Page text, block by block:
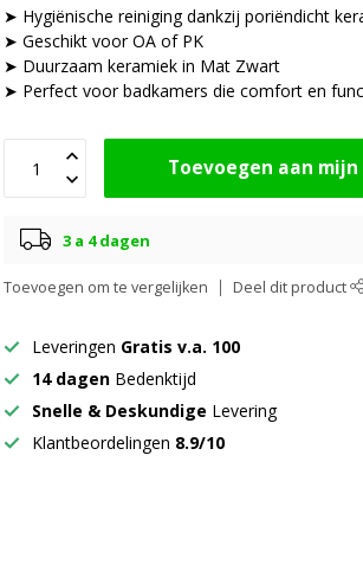
➤ Hygiënische reiniging dankzij poriëndicht
➤ Geschikt voor OA of PK
➤ Duurzaam keramiek in Mat Zwart
➤ Perfect voor badkamers die comfort en
Toevoegen aan
3 a 4 dagen
Toevoegen om te vergelijken Deel dit product
Leveringen Gratis v.a. 100
14 dagen Bedenktijd
Snelle & Deskundige Levering
Klantbeordelingen 8.9/10